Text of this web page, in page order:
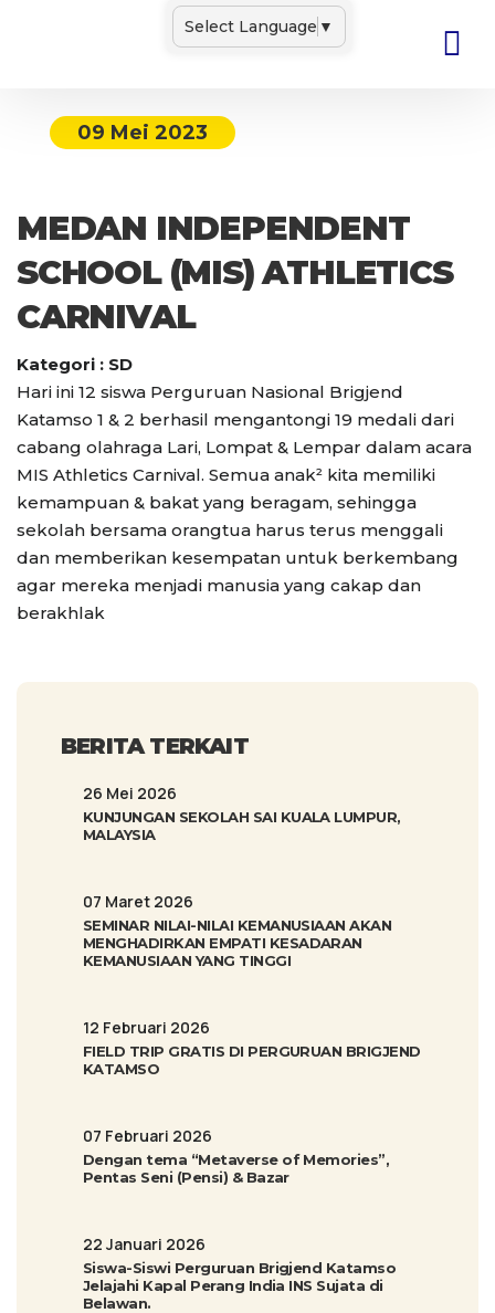
Select Language ▼
09 Mei 2023
MEDAN INDEPENDENT
SCHOOL (MIS) ATHLETICS
CARNIVAL
Kategori : SD
Hari ini 12 siswa Perguruan Nasional Brigjend
Katamso 1 & 2 berhasil mengantongi 19 medali dari
cabang olahraga Lari, Lompat & Lempar dalam acara
MIS Athletics Carnival. Semua anak² kita memiliki
kemampuan & bakat yang beragam, sehingga
sekolah bersama orangtua harus terus menggali
dan memberikan kesempatan untuk berkembang
agar mereka menjadi manusia yang cakap dan
berakhlak
BERITA TERKAIT
26 Mei 2026
KUNJUNGAN SEKOLAH SAI KUALA LUMPUR,
MALAYSIA
07 Maret 2026
SEMINAR NILAI-NILAI KEMANUSIAAN AKAN
MENGHADIRKAN EMPATI KESADARAN
KEMANUSIAAN YANG TINGGI
12 Februari 2026
FIELD TRIP GRATIS DI PERGURUAN BRIGJEND
KATAMSO
07 Februari 2026
Dengan tema “Metaverse of Memories”,
Pentas Seni (Pensi) & Bazar
22 Januari 2026
Siswa-Siswi Perguruan Brigjend Katamso
Jelajahi Kapal Perang India INS Sujata di
Belawan.